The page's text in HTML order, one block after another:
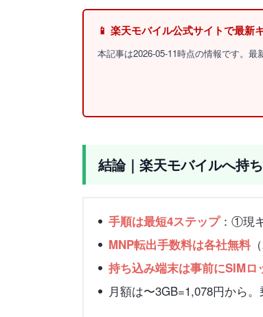
📱 楽天モバイル公式サイトで最新
本記事は2026-05-11時点の情報です。
結論｜楽天モバイルへ持
手順は最短4ステップ：①現
MNP転出手数料は各社無料
持ち込み端末は事前にSIMロ
月額は〜3GB=1,078円から